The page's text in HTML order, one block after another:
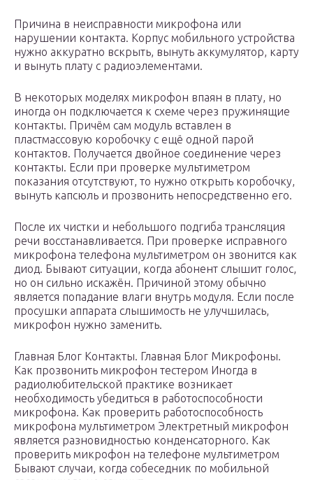
Причина в неисправности микрофона или
нарушении контакта. Корпус мобильного устройства
нужно аккуратно вскрыть, вынуть аккумулятор, карту
и вынуть плату с радиоэлементами.
В некоторых моделях микрофон впаян в плату, но
иногда он подключается к схеме через пружинящие
контакты. Причём сам модуль вставлен в
пластмассовую коробочку с ещё одной парой
контактов. Получается двойное соединение через
контакты. Если при проверке мультиметром
показания отсутствуют, то нужно открыть коробочку,
вынуть капсюль и прозвонить непосредственно его.
После их чистки и небольшого подгиба трансляция
речи восстанавливается. При проверке исправного
микрофона телефона мультиметром он звонится как
диод. Бывают ситуации, когда абонент слышит голос,
но он сильно искажён. Причиной этому обычно
является попадание влаги внутрь модуля. Если после
просушки аппарата слышимость не улучшилась,
микрофон нужно заменить.
Главная Блог Контакты. Главная Блог Микрофоны.
Как прозвонить микрофон тестером Иногда в
радиолюбительской практике возникает
необходимость убедиться в работоспособности
микрофона. Как проверить работоспособность
микрофона мультиметром Электретный микрофон
является разновидностью конденсаторного. Как
проверить микрофон на телефоне мультиметром
Бывают случаи, когда собеседник по мобильной